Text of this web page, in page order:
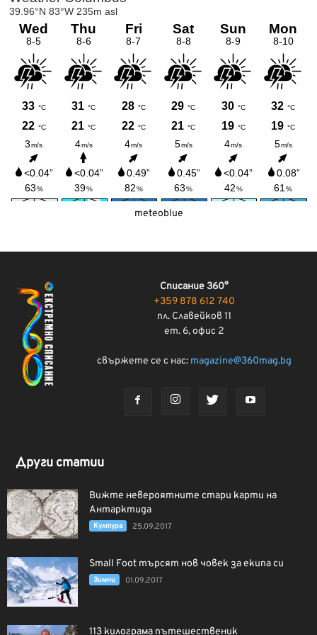
meteoblue
Списание 360°
+359 878 612 740
пл. Славейков 11
ет. 6, офис 2
свържете се с нас: magazine@360mag.bg
Други статии
Вижте невероятните стари карти на
Антарктида
Култура 25.09.2017
Small Foot търсят нов човек за екипа си
Зимни 01.09.2017
113 килограма пътешественик